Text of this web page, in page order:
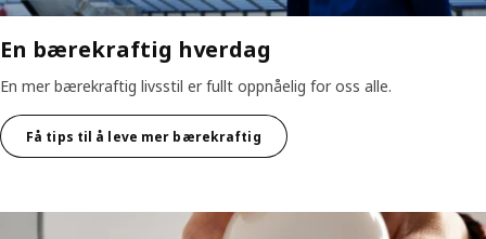
En bærekraftig hverdag
En mer bærekraftig livsstil er fullt oppnåelig for oss alle.
Få tips til å leve mer bærekraftig